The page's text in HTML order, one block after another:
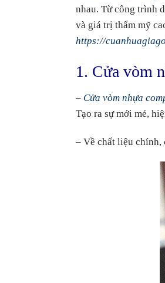
nhau. Từ công trình
và giá trị thẩm mỹ
https://
1. Cửa vòm
– Cửa vòm nhựa
Tạo ra sự mới mẻ,
– Về chất liệu chính,